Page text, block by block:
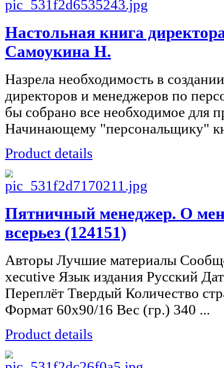
Настольная книга
Самоукина Н.
Назрела необходимость в
директоров и менеджеров по
бы собрано все необходимое для
Начинающему "персональщику"
Product details
Пятничный менеджер. О
всерьез (124151)
Авторы Лучшие материалы
xecutive Язык издания Русский
Переплёт Твердый Количество
Формат 60х90/16 Вес (гр.) 340 ...
Product details